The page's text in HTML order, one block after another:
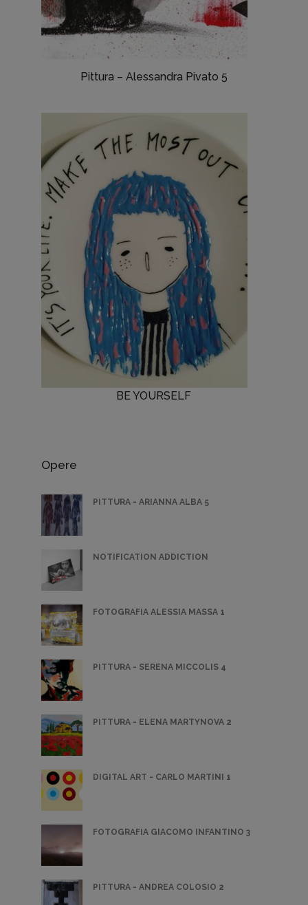
Pittura – Alessandra Pivato 5
BE YOURSELF
Opere
PITTURA - ARIANNA ALBA 5
NOTIFICATION ADDICTION
FOTOGRAFIA ALESSIA MASSA 1
PITTURA - SERENA MICCOLIS 4
PITTURA - ELENA MARTYNOVA 2
DIGITAL ART - CARLO MARTINI 1
FOTOGRAFIA GIACOMO INFANTINO 3
PITTURA - ANDREA COLOSIO 2